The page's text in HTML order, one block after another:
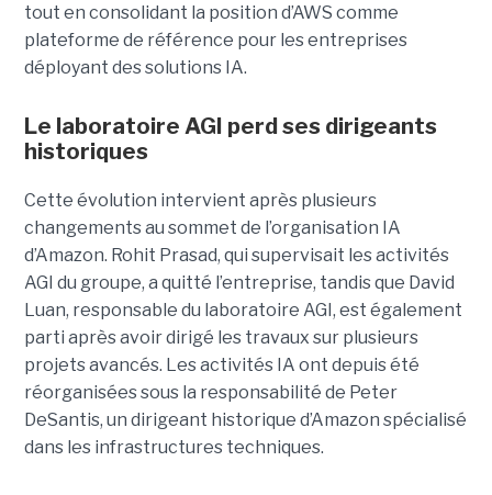
tout en consolidant la position d’AWS comme
plateforme de référence pour les entreprises
déployant des solutions IA.
Le laboratoire AGI perd ses dirigeants
historiques
Cette évolution intervient après plusieurs
changements au sommet de l’organisation IA
d’Amazon. Rohit Prasad, qui supervisait les activités
AGI du groupe, a quitté l’entreprise, tandis que David
Luan, responsable du laboratoire AGI, est également
parti après avoir dirigé les travaux sur plusieurs
projets avancés. Les activités IA ont depuis été
réorganisées sous la responsabilité de Peter
DeSantis, un dirigeant historique d’Amazon spécialisé
dans les infrastructures techniques.